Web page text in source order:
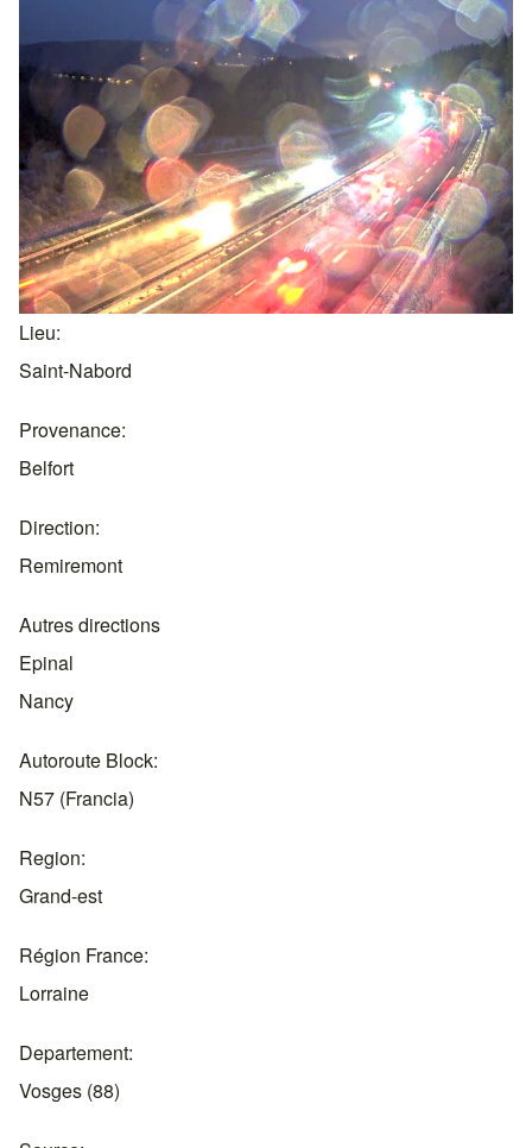
Lieu
Saint-Nabord
Provenance
Belfort
Direction
Remiremont
Autres directions
Epinal
Nancy
Autoroute Block
N57 (Francia)
Region
Grand-est
Région France
Lorraine
Departement
Vosges (88)